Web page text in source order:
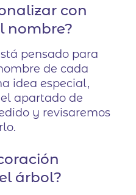
con
nombre?
pensado para
de cada
idea especial,
apartado de
y revisaremos
árbol?